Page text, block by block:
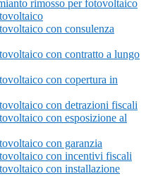
rimosso per fotovoltaico
con consulenza
con contratto a lungo
con copertura in
con detrazioni fiscali
con esposizione al
con garanzia
con incentivi fiscali
con installazione